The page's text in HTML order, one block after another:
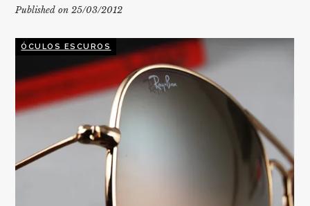
Published on 25/03/2012
ÓCULOS ESCUROS